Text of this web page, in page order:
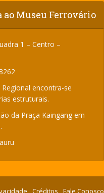
ao Museu Ferrovário
1 – Centro –
encontra-se
estruturais.
da Praça Kaingang em
Créditos Fale Conosco